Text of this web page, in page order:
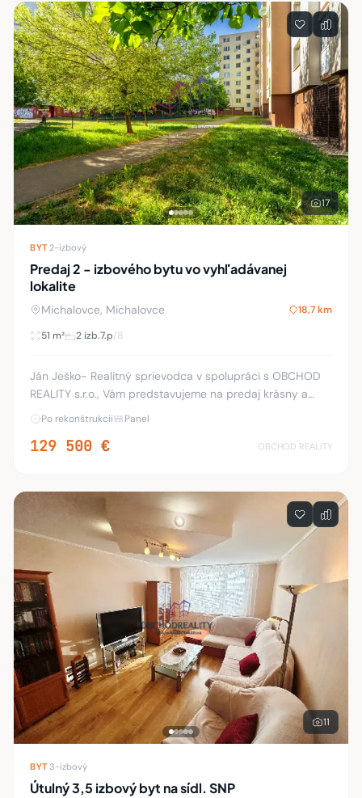
17
BYT· 2-izbový
Predaj 2 - izbového bytu vo vyhľadávanej
lokalite
Michalovce, Michalovce 18,7 km
51 m² 2 izb.7.p/8
Ján Ješko- Realitný sprievodca v spolupráci s OBCHOD
REALITY s.r.o., Vám predstavujeme na predaj krásny a
svetlý 2-izbový byt nachádzajúci sa na 7. poschodí z 8 na
Po rekonštrukcii Panel
129 500 € OBCHOD REALITY
11
BYT·3-izbový
Útulný 3,5 izbový byt na sídl. SNP